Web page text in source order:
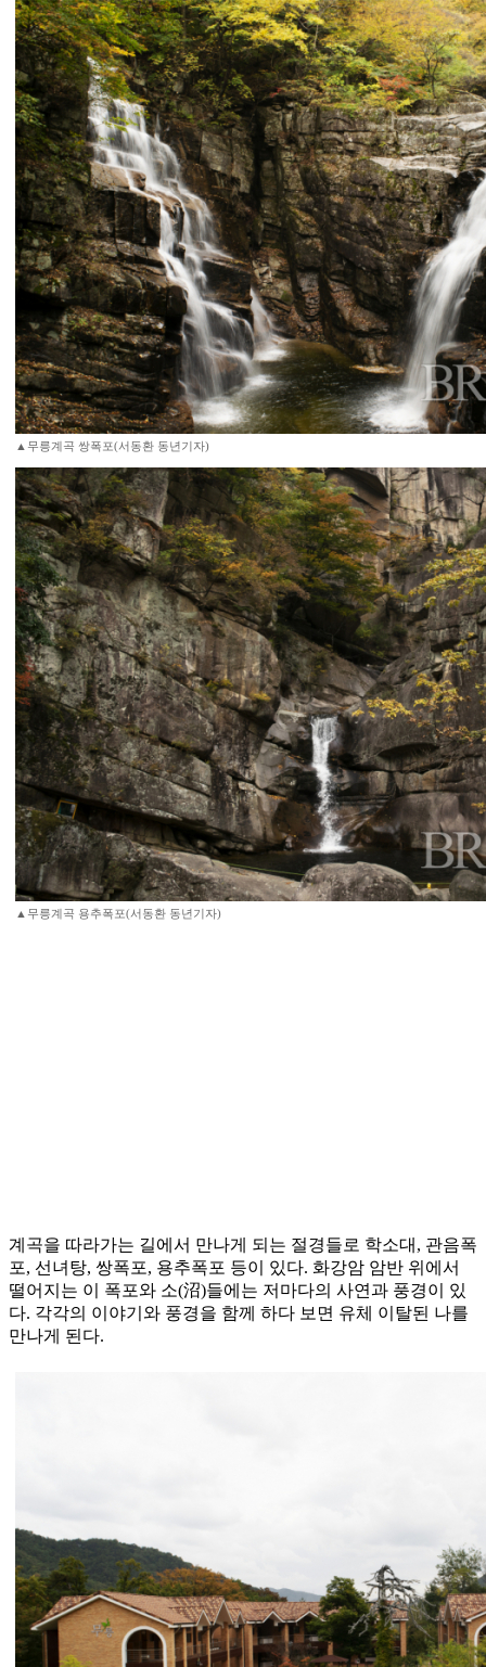
▲무릉계곡 쌍폭포(서동환 동년기자)
▲무릉계곡 용추폭포(서동환 동년기자)
계곡을 따라가는 길에서 만나게 되는 절경들로 학소대, 관음폭
포, 선녀탕, 쌍폭포, 용추폭포 등이 있다. 화강암 암반 위에서
떨어지는 이 폭포와 소(沼)들에는 저마다의 사연과 풍경이 있
다. 각각의 이야기와 풍경을 함께 하다 보면 유체 이탈된 나를
만나게 된다.